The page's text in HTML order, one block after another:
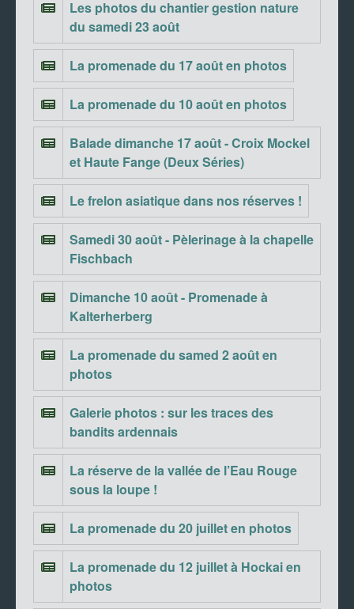
Les photos du chantier gestion nature
du samedi 23 août
La promenade du 17 août en photos
La promenade du 10 août en photos
Balade dimanche 17 août - Croix Mockel
et Haute Fange (Deux Séries)
Le frelon asiatique dans nos réserves !
Samedi 30 août - Pèlerinage à la chapelle
Fischbach
Dimanche 10 août - Promenade à
Kalterherberg
La promenade du samed 2 août en
photos
Galerie photos : sur les traces des
bandits ardennais
La réserve de la vallée de l’Eau Rouge
sous la loupe !
La promenade du 20 juillet en photos
La promenade du 12 juillet à Hockai en
photos